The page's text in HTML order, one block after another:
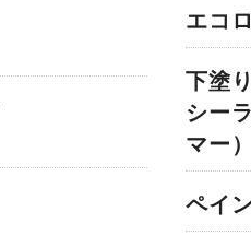
エコ
下塗
シー
マー
ペイ